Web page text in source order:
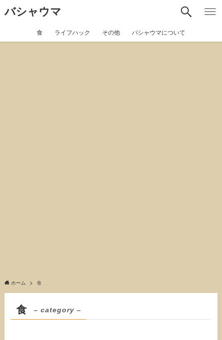
バシャウマ
食 ライフハック その他 バシャウマについて
ホーム 食
食 – category –